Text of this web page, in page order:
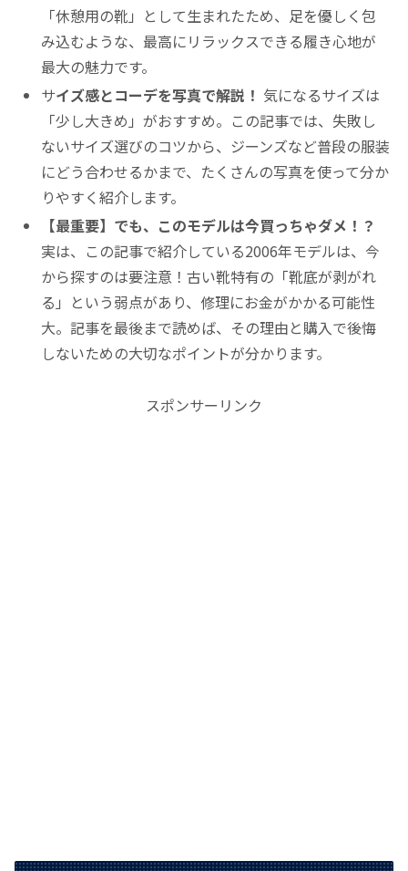
「休憩用の靴」として生まれたため、足を優しく包
み込むような、最高にリラックスできる履き心地が
最大の魅力です。
サイズ感とコーデを写真で解説！ 気になるサイズは
「少し大きめ」がおすすめ。この記事では、失敗し
ないサイズ選びのコツから、ジーンズなど普段の服装
にどう合わせるかまで、たくさんの写真を使って分か
りやすく紹介します。
【最重要】でも、このモデルは今買っちゃダメ！？
実は、この記事で紹介している2006年モデルは、今
から探すのは要注意！古い靴特有の「靴底が剥がれ
る」という弱点があり、修理にお金がかかる可能性
大。記事を最後まで読めば、その理由と購入で後悔
しないための大切なポイントが分かります。
スポンサーリンク